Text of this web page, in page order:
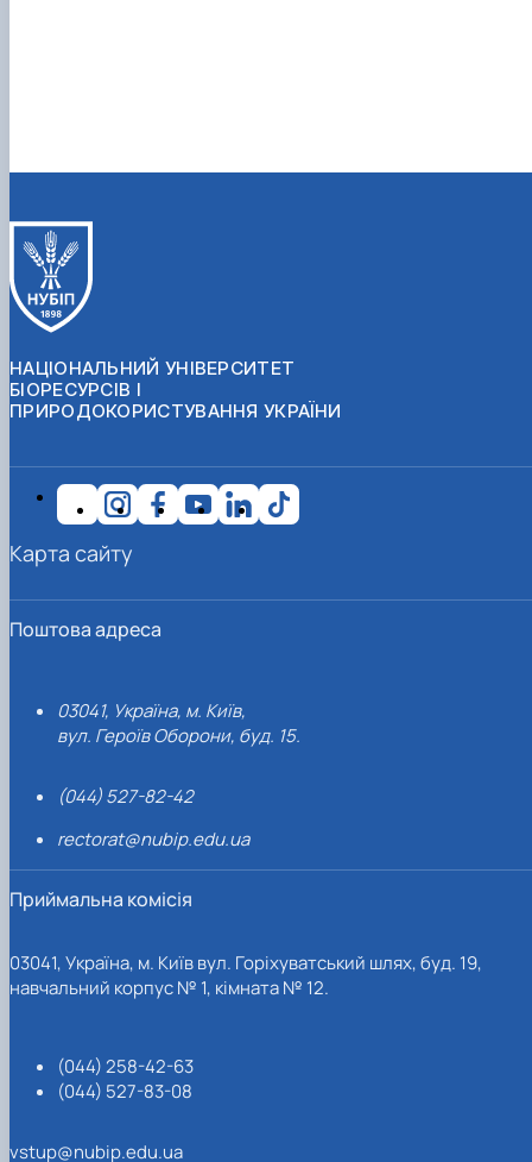
НАЦІОНАЛЬНИЙ УНІВЕРСИТЕТ
БІОРЕСУРСІВ І
ПРИРОДОКОРИСТУВАННЯ УКРАЇНИ
Поштова адреса
03041, Україна, м. Київ,
вул. Героїв Оборони, буд. 15.
(044) 527-82-42
rectorat@nubip.edu.ua
Приймальна комісія
03041, Україна, м. Київ вул. Горіхуватський шлях, буд. 19,
навчальний корпус № 1, кімната № 12.
(044) 258-42-63
(044) 527-83-08
vstup@nubip.edu.ua
Карта сайту